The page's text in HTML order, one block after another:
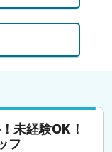
未経験OK！
フ